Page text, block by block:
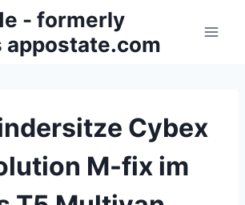
- formerly
appostate.com
Cybex
M-fix im